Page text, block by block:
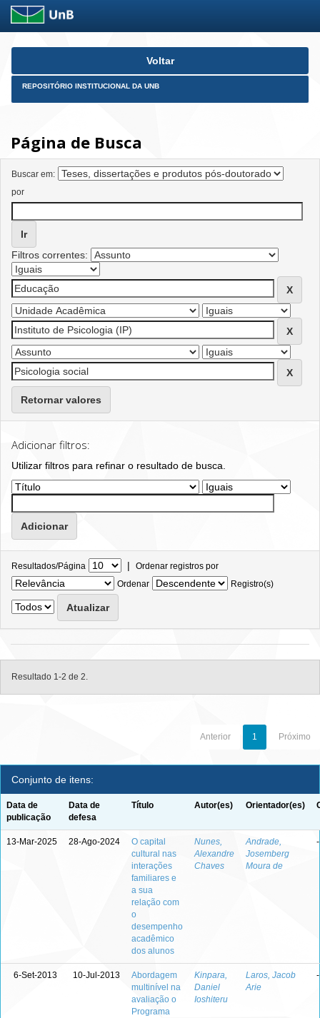
Skip
Voltar
REPOSITÓRIO INSTITUCIONAL DA UNB
Página de Busca
Buscar em:
por
Filtros correntes:
Retornar valores
Adicionar filtros:
Utilizar filtros para refinar o resultado de busca.
Resultados/Página | Ordenar registros por
Ordenar
Registro(s)
Resultado 1-2 de 2.
Anterior 1 Próximo
Conjunto de itens:
Data de
publicação
Data de
defesa
Título Autor(es) Orientador(es)
13-Mar-2025 28-Ago-2024
O capital
cultural nas
interações
familiares e
a sua
relação com
o
desempenho
acadêmico
dos alunos
Nunes,
Alexandre
Chaves
Andrade,
Josemberg
Moura de
-
6-Set-2013 10-Jul-2013
Abordagem
multinível na
avaliação o
Programa
Kinpara,
Daniel
Ioshiteru
Laros, Jacob
Arie
-